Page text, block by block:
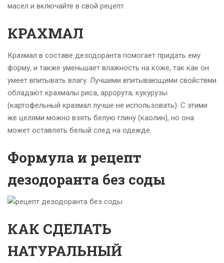
масел и включайте в свой рецепт.
КРАХМАЛ
Крахмал в составе дезодоранта помогает придать ему
форму, и также уменьшает влажность на коже, так как он
умеет впитывать влагу. Лучшими впитывающими свойствми
обладают крахмалы риса, аррорута, кукурузы
(картофельный крахмал лучше не использовать). С этими
же целями можно взять белую глину (каолин), но она
может оставлять белый след на одежде.
Формула и рецепт
дезодоранта без соды
КАК СДЕЛАТЬ
НАТУРАЛЬНЫЙ